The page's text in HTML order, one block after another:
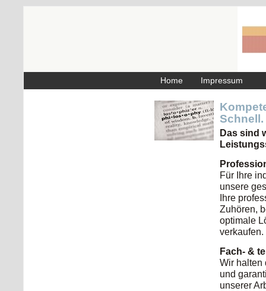
Home Impressum
Schnell.
Das sind
Für Ihre
unsere
Ihre
Zuhören,
optimale
verkaufen.
Fach- &
Wir halten
und
unserer